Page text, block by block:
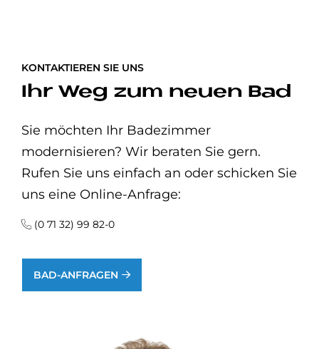
KONTAKTIEREN SIE UNS
Ihr Weg zum neuen Bad
Sie möchten Ihr Badezimmer
modernisieren? Wir beraten Sie gern.
Rufen Sie uns einfach an oder schicken Sie
uns eine Online-Anfrage:
(0 71 32) 99 82-0
BAD-ANFRAGEN